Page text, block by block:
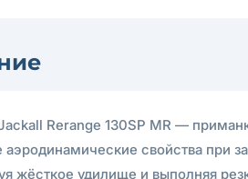
Rerange 130SP MR —
свойства при
жёсткое удилище и выполняя